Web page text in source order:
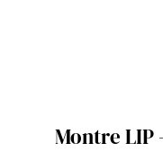
Montre LIP